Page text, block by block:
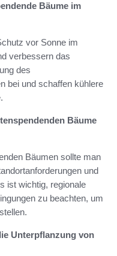
Bäume im
vor Sonne im
verbessern das
des
bei und schaffen kühlere
Bäume
Bäumen sollte man
und
ist wichtig, regionale
zu beachten, um
Unterpflanzung von